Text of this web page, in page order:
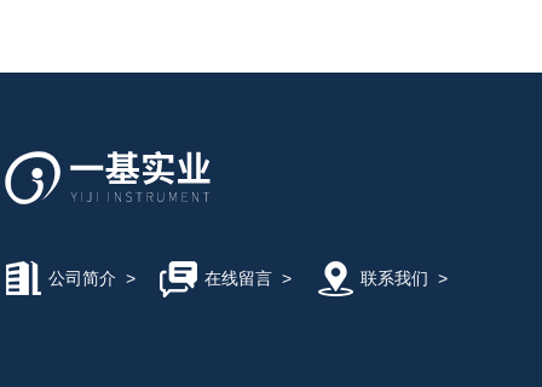
公司简介 > 在线留言> 联系我们 >